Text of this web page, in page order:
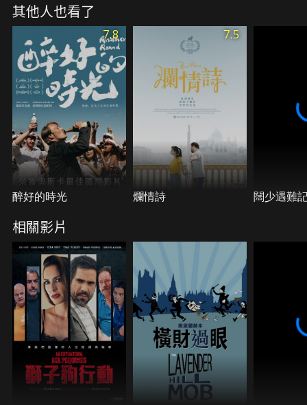
其他人也看了
7.8
醉好的時光
7.5
爛情詩 闊少遇難
相關影片